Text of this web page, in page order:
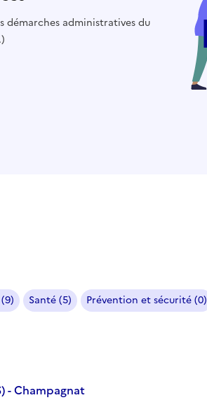
démarches administratives du
Santé (5) Prévention et sécurité (0)
- Champagnat